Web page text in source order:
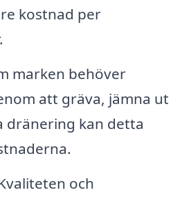
kostnad per
marken behöver
att gräva, jämna ut
dränering kan detta
och